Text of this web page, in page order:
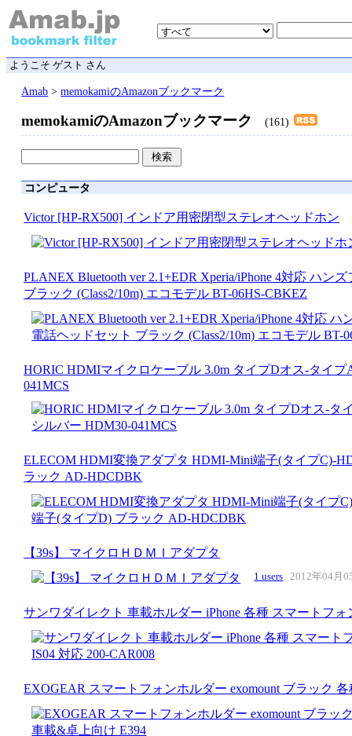
ようこそ ゲスト さん
Amab >memokamiのAmazonブックマーク
memokamiのAmazonブックマーク (161)
コンピュータ
Victor [HP-RX500] インドア用密閉型ステレオヘッドホン
PLANEX Bluetooth ver 2.1+EDR Xperia/iPhone 4対応 ハン
ブラック (Class2/10m) エコモデル BT-06HS-CBKEZ
HORIC HDMIマイクロケーブル 3.0m タイプDオス-タイ
041MCS
ELECOM HDMI変換アダプタ HDMI-Mini端子(タイプC)-
ラック AD-HDCDBK
【39s】 マイクロＨＤＭＩアダプタ
1 users 2012年04月
サンワダイレクト 車載ホルダー iPhone 各種 スマートフォ
EXOGEAR スマートフォンホルダー exomount ブラック